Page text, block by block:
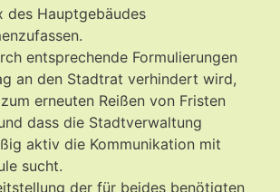
des Hauptgebäudes
entsprechende Formulierungen
an den Stadtrat verhindert wird,
erneuten Reißen von Fristen
dass die Stadtverwaltung
aktiv die Kommunikation mit
sucht.
der für beides benötigten